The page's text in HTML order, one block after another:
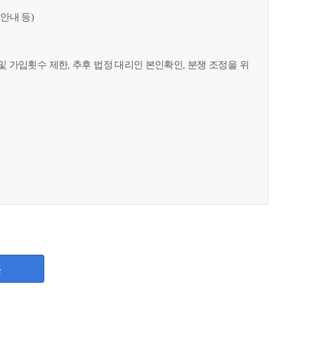
내 등)
가입횟수 제한, 추후 법정 대리인 본인확인, 분쟁 조정을 위
사업자등록증, 담당자명, 담당자 직위, 담당자 휴대폰번호,